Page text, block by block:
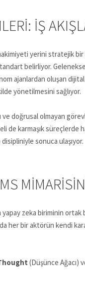
İŞ
yerini stratejik bir
belirliyor.
ajanlardan oluşan
yönetilmesini sağlıyor.
ve doğrusal olmayan
de karmaşık süreçlerde
sonuca ulaşıyor.
zeka biriminin
her bir aktörün
(Düşünce Ağacı)